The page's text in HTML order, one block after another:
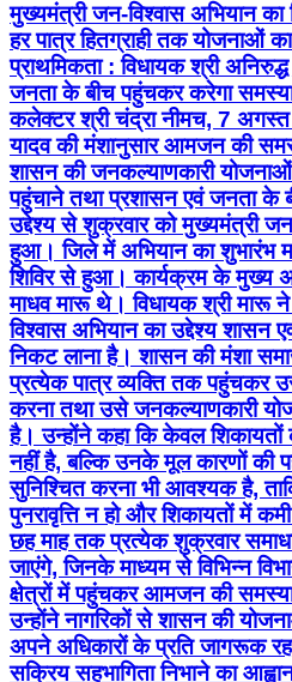
मुख्यमंत्री जन-विश्वास अभियान
हर पात्र हितग्राही तक योजनाओं
प्राथमिकता : विधायक श्री
जनता के बीच पहुंचकर करेगा
कलेक्टर श्री चंद्रा नीमच, 7
यादव की मंशानुसार आमजन की
शासन की जनकल्याणकारी
पहुंचाने तथा प्रशासन एवं जनता के
उद्देश्य से शुक्रवार को मुख्यमंत्री
हुआ। जिले में अभियान का शुभारंभ
शिविर से हुआ। कार्यक्रम के मुख्य
माधव मारू थे। विधायक श्री मारू
विश्वास अभियान का उद्देश्य
निकट लाना है। शासन की मंशा
प्रत्येक पात्र व्यक्ति तक पहुंचकर
करना तथा उसे जनकल्याणकारी
है। उन्होंने कहा कि केवल शिकायतों
नहीं है, बल्कि उनके मूल कारणों की
सुनिश्चित करना भी आवश्यक है,
पुनरावृत्ति न हो और शिकायतों में
छह माह तक प्रत्येक शुक्रवार
जाएंगे, जिनके माध्यम से विभिन्न
क्षेत्रों में पहुंचकर आमजन की
उन्होंने नागरिकों से शासन की
अपने अधिकारों के प्रति जागरूक
सक्रिय सहभागिता निभाने का